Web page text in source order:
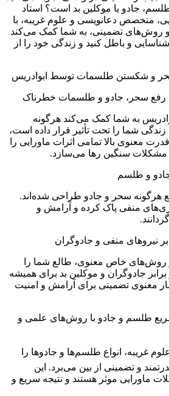
جادو یا موکلین بد است؟ استاد
متخصص دعانویسی و علوم غریبه، با
روش‌های تضمینی، به شما کمک می‌کند
و باطل کنید و زندگی خود را از
و شکستن طلسمات توسط ابوادریس
به شما کمک می‌کند هرگونه
شما را تحت تأثیر قرار داده است،
معنوی بالا تمامی اثرات ماورایی را
مشکلات سنگین رها می‌سازد.
و طلسم
هرگونه سحر و جادو طراحی شده‌اند.
منفی پاک کرده و آرامش و
نیروهای منفی و جادوگران
روش‌های خاص معنوی، طالع شما را
جادوگران و موکلین بد برای همیشه
معنوی تضمینی برای آرامش و امنیت
طلسم و جادو با روش‌های علمی و
غریبه، انواع طلسم‌ها و جادوها را
و تضمینی از بین می‌برد. این
ماورایی موثر هستند و نتیجه سریع و